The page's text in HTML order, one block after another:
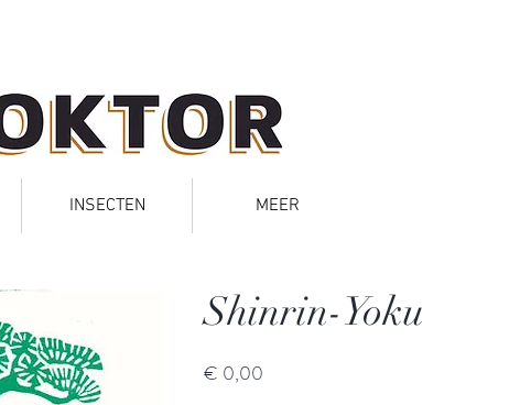
INSECTEN MEER
Shinrin-Yoku
€ 0,00